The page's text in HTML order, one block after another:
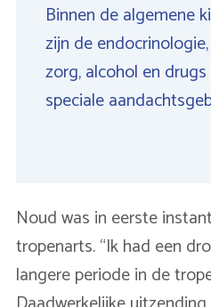
Binnen de algemene
zijn de
zorg, alcohol en
speciale
Noud was in eerste
tropenarts. “Ik had een
langere periode in de